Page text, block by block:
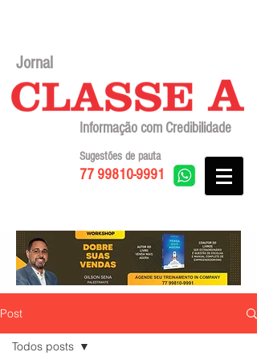
Jornal
Informação com Credibilidade
77 99810-9991
Sugestões de pauta
Post
Todos posts